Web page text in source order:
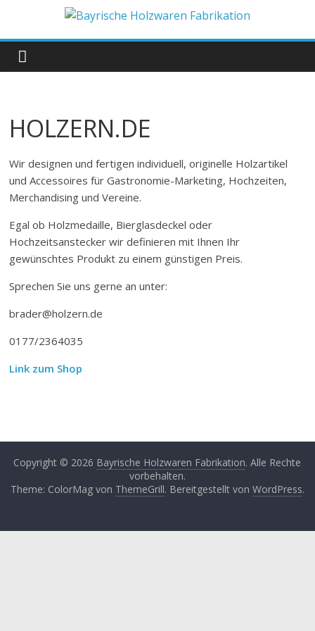
springen
Bayrische
Holzwaren
Fabrikation
HOLZERN.DE
Wir designen und fertigen individuell, originelle Holzartikel
und Accessoires für Gastronomie-Marketing, Hochzeiten,
Merchandising und Vereine.
Egal ob Holzmedaille, Bierglasdeckel oder
Hochzeitsanstecker wir definieren mit Ihnen Ihr
gewünschtes Produkt zu einem günstigen Preis.
Sprechen Sie uns gerne an unter:
brader@holzern.de
0177/2364035
Link zum Shop
Copyright © 2026 Bayrische Holzwaren Fabrikation. Alle Rechte
vorbehalten.
Theme: ColorMag von ThemeGrill. Bereitgestellt von WordPress.